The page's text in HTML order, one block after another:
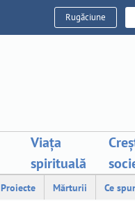
Rugăciune
Viața
spirituală
Proiecte Mărturii Ce